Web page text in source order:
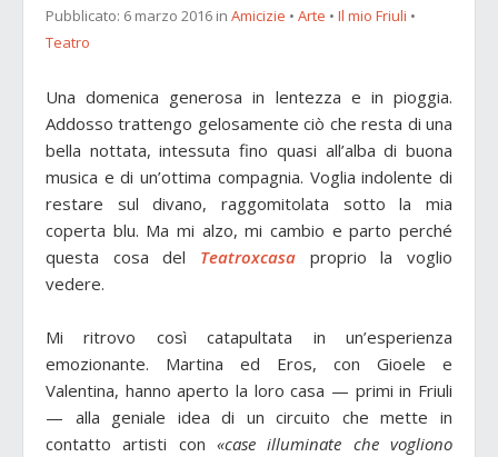
Pubblicato: 6 marzo 2016 in Amicizie • Arte • Il mio Friuli •
Teatro
Una domenica generosa in lentezza e in pioggia.
Addosso trattengo gelosamente ciò che resta di una
bella nottata, intessuta fino quasi all’alba di buona
musica e di un’ottima compagnia. Voglia indolente di
restare sul divano, raggomitolata sotto la mia
coperta blu. Ma mi alzo, mi cambio e parto perché
questa cosa del Teatroxcasa proprio la voglio
vedere.
Mi ritrovo così catapultata in un’esperienza
emozionante. Martina ed Eros, con Gioele e
Valentina, hanno aperto la loro casa — primi in Friuli
— alla geniale idea di un circuito che mette in
contatto artisti con «case illuminate che vogliono